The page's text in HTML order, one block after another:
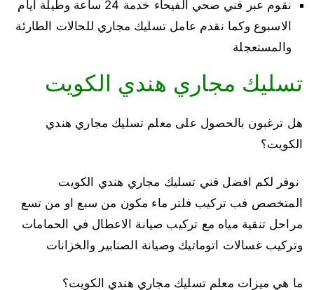
نقوم عبر فني صحي الفيحاء خدمة 24 ساعة وطيلة ايام
الاسبوع وكما نقدم عامل تسليك مجاري للحالات الطارئة
والمستعجلة
تسليك مجاري هندي الكويت
هل ترغبون بالحصول على معلم تسليك مجاري هندي
الكويت؟
نوفر لكم افضل فني تسليك مجاري هندي الكويت
المتخصص فب تركيب فلتر ماء مكون من سبع او من تسع
مراحل تنقية مياه مع تركيب صيانة الاعطال في الحمامات
وتركيب غسالات اتوماتيك وصيانة الصنابير والخزانات
ما هي ميزات معلم تسليك مجاري هندي الكويت؟